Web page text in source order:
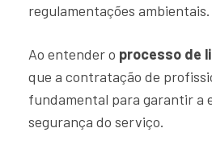
regulamentações ambientais.
Ao entender o processo de
que a contratação de
fundamental para garantir a
segurança do serviço.